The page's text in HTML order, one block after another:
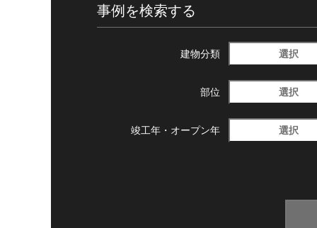
事例を検索する
建物分類 選択
部位 選択
竣工年・ オープン年 選択